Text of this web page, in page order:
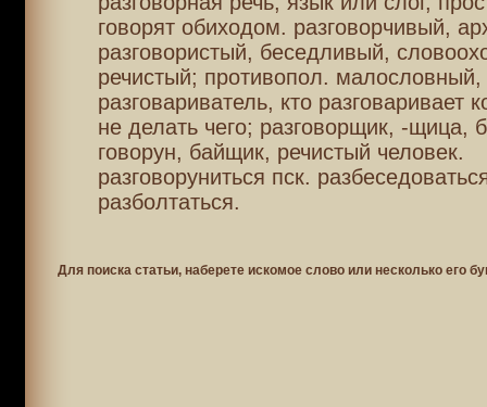
говорят обиходом. разговорчивый,
разговористый, беседливый,
речистый; противопол.
разговариватель, кто разговаривает
не делать чего; разговорщик, -щица,
говорун, байщик, речистый человек.
разговоруниться пск.
разболтаться.
Для поиска статьи, наберете искомое слово или несколько его